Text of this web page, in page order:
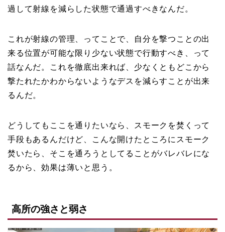
過して射線を減らした状態で通過すべきなんだ。
これが射線の管理、ってことで、自分を撃つことの出
来る位置が可能な限り少ない状態で行動すべき、って
話なんだ。これを徹底出来れば、少なくともどこから
撃たれたかわからないようなデスを減らすことが出来
るんだ。
どうしてもここを通りたいなら、スモークを焚くって
手段もあるんだけど、こんな開けたところにスモーク
焚いたら、そこを通ろうとしてることがバレバレにな
るから、効果は薄いと思う。
高所の強さと弱さ